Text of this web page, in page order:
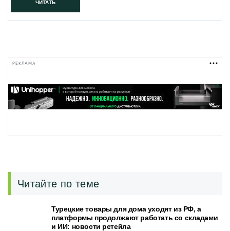
ЧИТАТЬ
РЕКЛАМА
Читайте по теме
Турецкие товары для дома уходят из РФ, а
платформы продолжают работать со складами
и ИИ: новости ретейла